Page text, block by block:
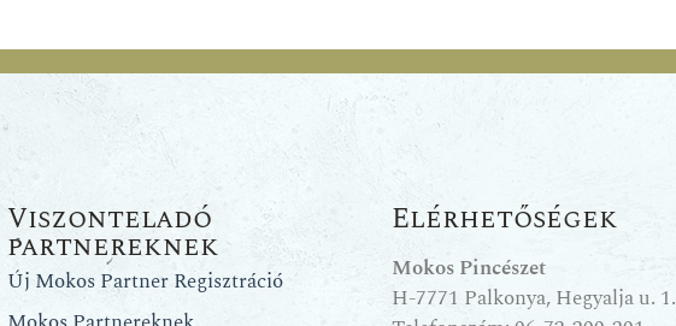
Viszonteladó
partnereknek
Új Mokos Partner Regisztráció
Elérhetőségek
Mokos Pincészet
H-7771 Palkonya, Hegyalja u. 1.